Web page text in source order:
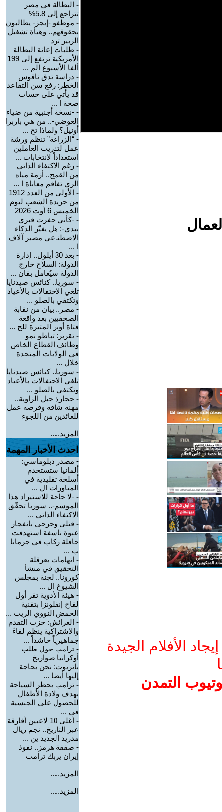
الأفلام الجيدة
التمدن
- البطالة في مصر
تتراجع إلى 5.8%
- موظفو -إيجز- يطالبون
بحقوقهم.. وهيأة تشغيل
الزبير ترد
- طلبات إعانة البطالة
الأمريكية ترتفع إلى 199
ألفا الأسبوع الم ...
- دراسة تدق ناقوس
الخطر: رفع سن التقاعد
قد يأتي على حساب
صحة ا ...
- -نسخة أجنبية من ضياء
العوضي-.. من هي باربرا
أونيل؟ ولماذا تح ...
- “الزراعة” تنظم ورشة
عمل لتدريب العاملين
استعداداً لانتخابات ...
- رغم الاكتفاء الذاتي
من القمح.. أزمة مياه
الري تفاقم معاناة ا ...
-
الأولى من العدد 1912
من جريدة الشعب ليوم
الخميس 6 أوت 2026
- -كأني حفرت قبري
بيدي-: هل يغيّر الذكاء
الاصطناعي مصير آلاف
ا ...
-
بعد 30 أيلول.. إدارة
الدولة: السلاح خارج
الدولة سيُعامل بقان ...
- سوريا.. كنائس صيدنايا
تلغي الاحتفالات بالأعياد
وتكتفي بالصلو ...
- مصر.. بيان من نقابة
الصحفيين بعد واقعة
فتاة أوبر المثيرة للج ...
- تقرير: تباطؤ نمو
وظائف القطاع الخاص
في الولايات المتحدة
خلال ...
- سوريا.. كنائس صيدنايا
تلغي الاحتفالات بالأعياد
وتكتفي بالصلو ...
- حجارة جبل الزاوية..
مهنة شاقة وفرصة عمل
للعائدين من اللجوء
المزيد.....
احدث الأخبار المهمة
- مصدر دبلوماسي:
ألمانيا ستستخدم
أسلحة تقليدية في
المناورات ال ...
- -لا حاجة للاستيراد هذا
الموسم-.. سوريا تحقّق
الاكتفاء الذاتي ...
- قتلى وجرحى بانفجار
عبوة ناسفة استهدفت
حافلة ركاب في جرمانا
ب ...
- اتهامات بعرقلة
التحقيق في منشأ
كورونا.. لجنة بمجلس
الشيوخ ال ...
- هيئة الأدوية تقر أول
لقاح إنفلونزا بتقنية
الحمض النووي الريب ...
- العرائش: حزب التقدم
والاشتراكية ينظم لقاءً
جماهيرياً حاشداً ...
- ترامب حول طلب
أوكرانيا صواريخ
باتريوت: نحن بحاجة
إليها أيضا ...
- ترامب يحظر السياحة
بهدف ولادة الأطفال
للحصول على الجنسية
في ...
-
أغلى 10 لاعبين أفارقة
عبر التاريخ.. نجم ريال
مدريد الجديد ين ...
- صفقة هرمز.. نفوذ
إيران يربك ترامب
المزيد.....
المزيد.....